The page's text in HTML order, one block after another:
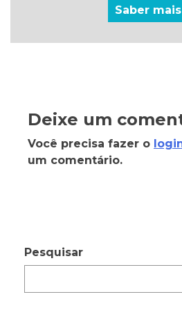
Saber
Deixe um
Você precisa fazer o
um comentário.
Pesquisar